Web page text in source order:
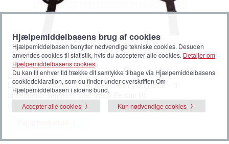
Løftesejl
Løftesejl i kraftig nylon-net med bred nylongjorde - til
anvendelse sammen med VELA Person lift
(HMI-nr. 131295 ).
Hjælpemiddelbasens brug af cookies
Hjælpemiddelbasen benytter nødvendige tekniske cookies. Desuden
anvendes cookies til statistik, hvis du accepterer alle cookies. Detaljer om
Hjælpemiddelbasens cookies.
Du kan til enhver tid trække dit samtykke tilbage via Hjælpemiddelbasens
cookiedeklaration, som du finder under overskriften Om
Hjælpemiddelbasen i sidens bund.
Accepter alle cookies
Kun nødvendige cookies